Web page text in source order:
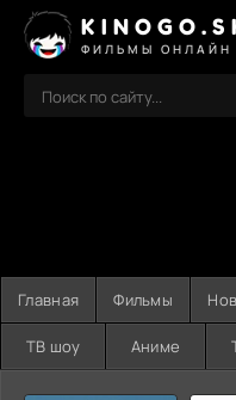
ФИЛЬМЫ ОНЛАЙН
Главная Фильмы
ТВ шоу Аниме